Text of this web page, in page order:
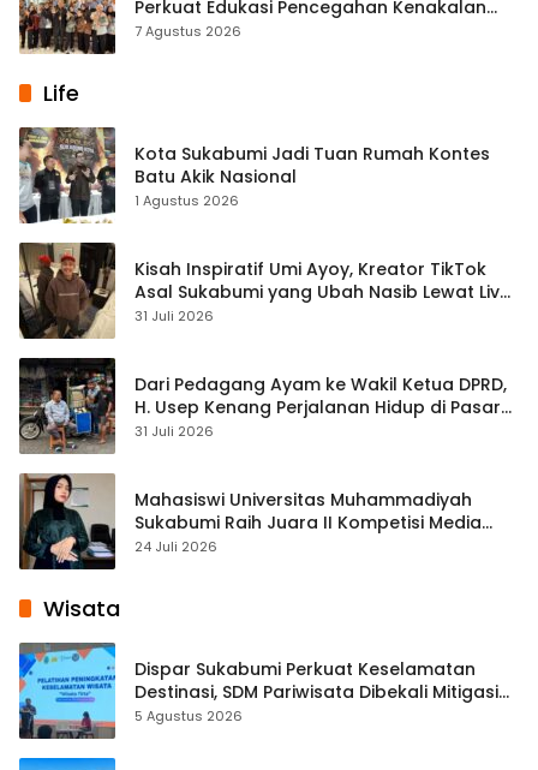
Perkuat Edukasi Pencegahan Kenakalan
Remaja di SMPN 2 Tegalbuleud
7 Agustus 2026
Life
Kota Sukabumi Jadi Tuan Rumah Kontes
Batu Akik Nasional
1 Agustus 2026
Kisah Inspiratif Umi Ayoy, Kreator TikTok
Asal Sukabumi yang Ubah Nasib Lewat Live
Streaming
31 Juli 2026
Dari Pedagang Ayam ke Wakil Ketua DPRD,
H. Usep Kenang Perjalanan Hidup di Pasar
Cisaat
31 Juli 2026
Mahasiswi Universitas Muhammadiyah
Sukabumi Raih Juara II Kompetisi Media
Pembelajaran Digital Tingkat Internasional
24 Juli 2026
Wisata
Dispar Sukabumi Perkuat Keselamatan
Destinasi, SDM Pariwisata Dibekali Mitigasi
hingga Teknik Evakuasi
5 Agustus 2026